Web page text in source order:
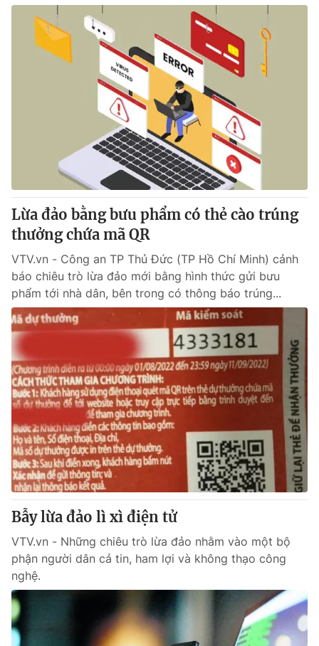
Lừa đảo bằng bưu phẩm có thẻ cào trúng
thưởng chứa mã QR
VTV.vn - Công an TP Thủ Đức (TP Hồ Chí Minh) cảnh
báo chiêu trò lừa đảo mới bằng hình thức gửi bưu
phẩm tới nhà dân, bên trong có thông báo trúng...
Bẫy lừa đảo lì xì điện tử
VTV.vn - Những chiêu trò lừa đảo nhằm vào một bộ
phận người dân cả tin, ham lợi và không thạo công
nghệ.